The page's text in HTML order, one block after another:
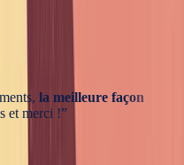
la meilleure façon
et merci !”